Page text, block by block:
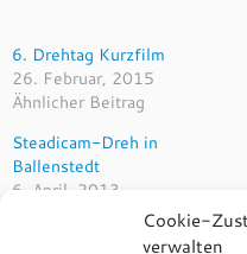
Cookie-
verwalten
6. Drehtag Kurzfilm
26. Februar, 2015
Ähnlicher Beitrag
Steadicam-Dreh in
Ballenstedt
6. April, 2013